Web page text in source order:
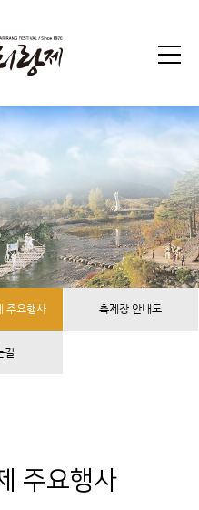
주요행사 축제장 안내도
길
주요행사